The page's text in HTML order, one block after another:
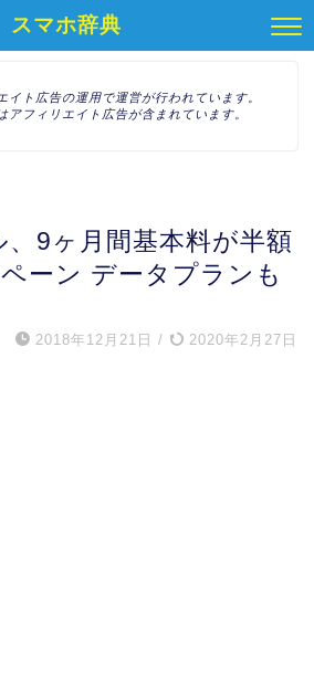
スマホ辞典
ト広告の運用で運営が行われています。
アフィリエイト広告が含まれています。
9ヶ月間基本料が半額
ーン データプランも
2018年12月21日 / 2020年2月27日